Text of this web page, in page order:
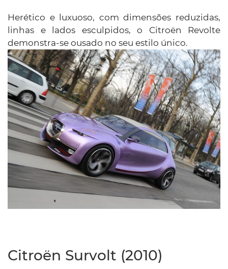
Herético e luxuoso, com dimensões reduzidas,
linhas e lados esculpidos, o Citroën Revolte
demonstra-se ousado no seu estilo único.
Citroën Survolt (2010)